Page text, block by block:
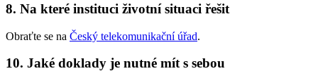
8. Na které instituci životní situaci řešit
Obraťte se na Český telekomunikační úřad.
10. Jaké doklady je nutné mít s sebou